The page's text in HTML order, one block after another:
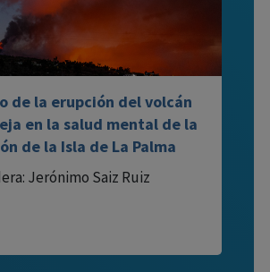
de la erupción del volcán
en la salud mental de la
de la Isla de La Palma
Jerónimo Saiz Ruiz